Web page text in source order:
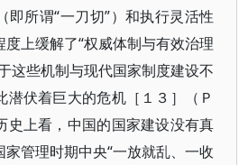
即所谓“一刀切”）和执行灵活性
上缓解了“权威体制与有效治理
这些机制与现代国家制度建设不
潜伏着巨大的危机［１３］（Ｐ
史上看，中国的国家建设没有真
管理时期中央“一放就乱、一收